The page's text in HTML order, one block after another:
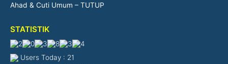
Ahad & Cuti Umum – TUTUP
STATISTIK
Users Today : 21